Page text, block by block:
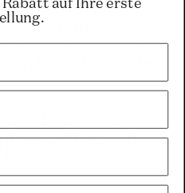
auf
Sie per E-Mail
Ihre Rückgabe
und/oder mit
Artikel sind
auf Ihre erste